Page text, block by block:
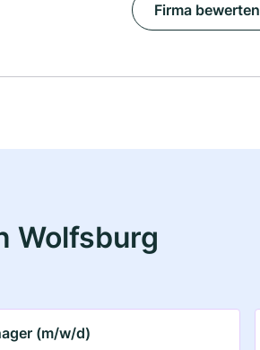
Firma bewerten
Wolfsburg
(m/w/d)